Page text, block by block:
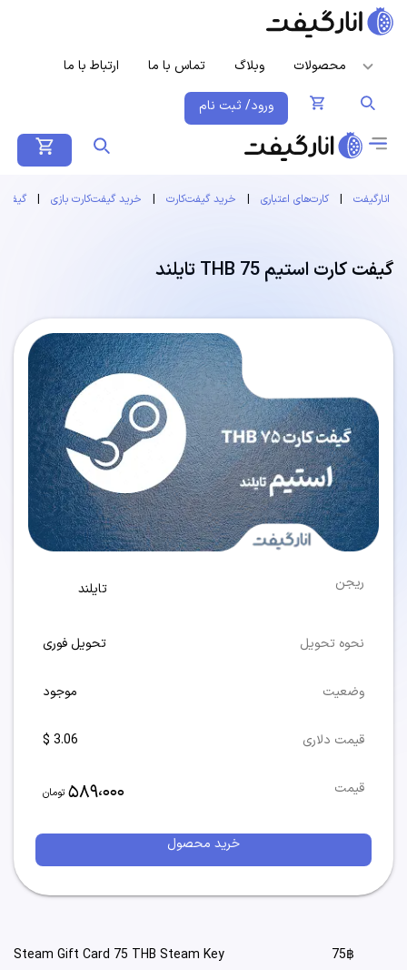
محصولات وبلاگ تماس با ما ارتباط با ما
ورود/ ثبت نام
انارگیفت | کارت‌های اعتباری | خرید گیفت‌کارت | خرید گیفت‌کارت بازی | گیفت
گیفت کارت استیم 75 THB تایلند
75฿
Steam Gift Card 75 THB Steam Key
ریجن تایلند
نحوه تحویل تحویل فوری
وضعیت موجود
قیمت دلاری 3.06 $
قیمت 589،000 تومان
خرید محصول